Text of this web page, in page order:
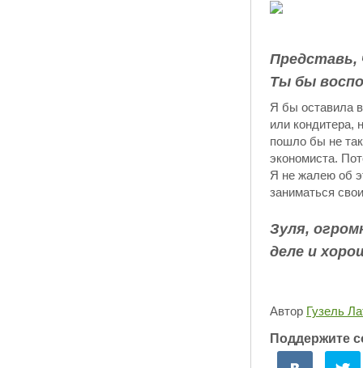
Ты бы
Я бы оставила
или кондитера,
пошло бы не
экономиста.
Я не жалею об
заниматься
Зуля,
деле и
Автор Гузель
Поддержите